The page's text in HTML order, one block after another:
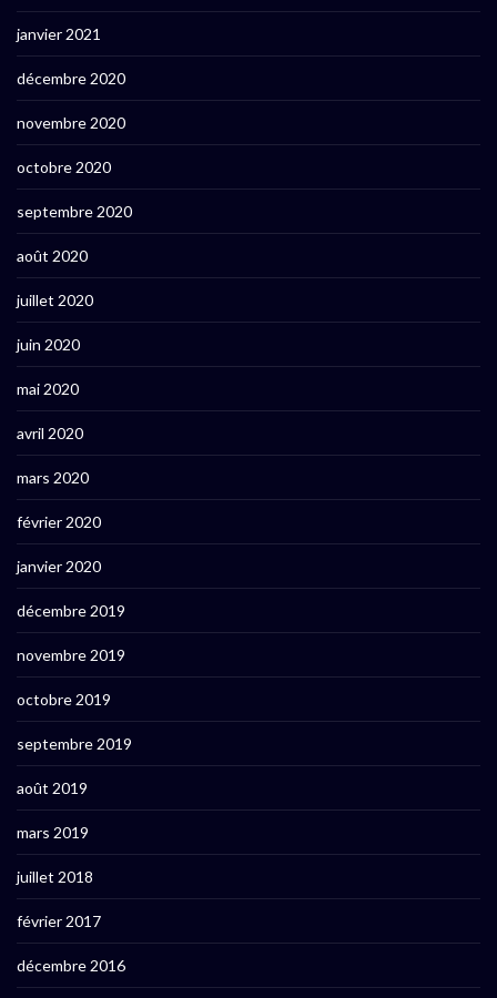
janvier 2021
décembre 2020
novembre 2020
octobre 2020
septembre 2020
août 2020
juillet 2020
juin 2020
mai 2020
avril 2020
mars 2020
février 2020
janvier 2020
décembre 2019
novembre 2019
octobre 2019
septembre 2019
août 2019
mars 2019
juillet 2018
février 2017
décembre 2016